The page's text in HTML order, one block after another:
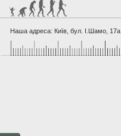
Наша адреса: Київ, бул. I.Шамо, 17а